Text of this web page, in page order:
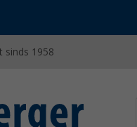
sinds 1958